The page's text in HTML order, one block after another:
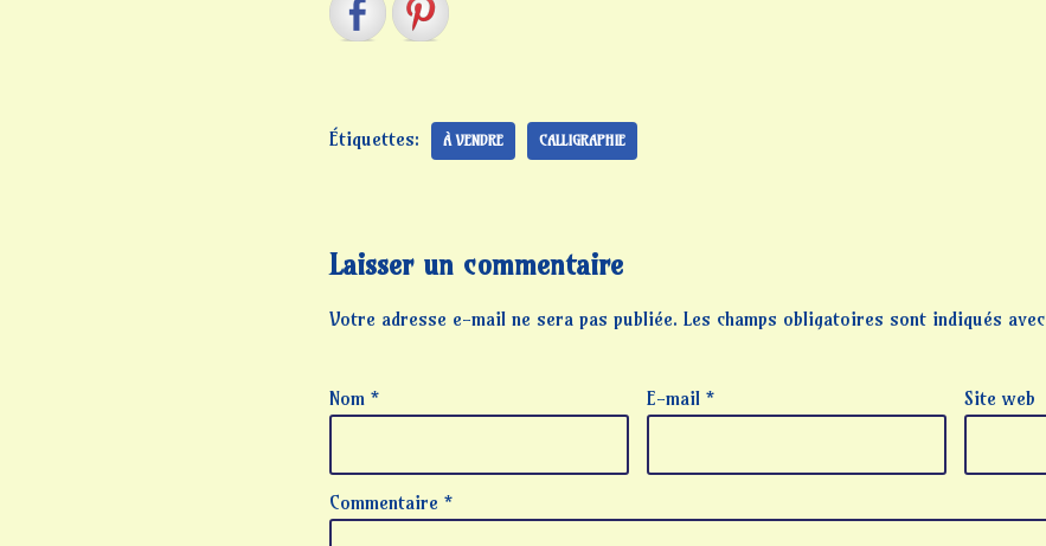
Étiquettes: À VENDRE CALLIGRAPHIE
Laisser un commentaire
Votre adresse e-mail ne sera pas publiée. Les champs obligatoires sont indiqués avec
Nom * E-mail * Site web
Commentaire *